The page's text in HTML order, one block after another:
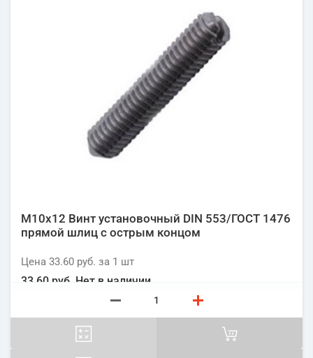
М10х12 Винт установочный DIN 553/ГОСТ 1476
прямой шлиц с острым концом
Цена 33.60 руб. за 1 шт
33.60 руб. Нет в наличии